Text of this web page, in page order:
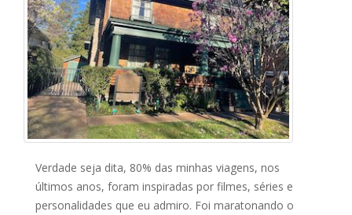
Verdade seja dita, 80% das minhas viagens, nos
últimos anos, foram inspiradas por filmes, séries e
personalidades que eu admiro. Foi maratonando o